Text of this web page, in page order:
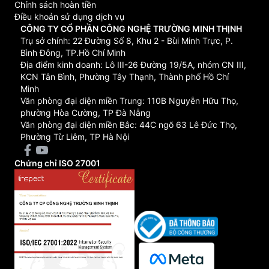
Chính sách hoàn tiền
Điều khoản sử dụng dịch vụ
CÔNG TY CỔ PHẦN CÔNG NGHỆ TRƯỜNG MINH THỊNH
Trụ sở chính: 22 Đường Số 8, Khu 2 - Bùi Minh Trực, P.
Bình Đông, TP.Hồ Chí Minh
Địa điểm kinh doanh: Lô III-26 Đường 19/5A, nhóm CN III,
KCN Tân Bình, Phường Tây Thạnh, Thành phố Hồ Chí
Minh
Văn phòng đại diện miền Trung: 110B Nguyễn Hữu Thọ,
phường Hòa Cường, TP Đà Nẵng
Văn phòng đại diện miền Bắc: 44C ngõ 63 Lê Đức Thọ,
Phường Từ Liêm, TP Hà Nội
Chứng chỉ ISO 27001